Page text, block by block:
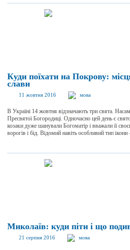
Куди поїхати на Покрову:
слави
11 жовтня 2016 мова
В Україні 14 жовтня відзначають три свята.
Пресвятої Богородиці. Одночасно цей день є
козаки дуже шанували Богоматір і вважали її
ворогів і бід. Відомий навіть особливий тип ікони
Миколаїв: куди піти і що
21 серпня 2016 мова